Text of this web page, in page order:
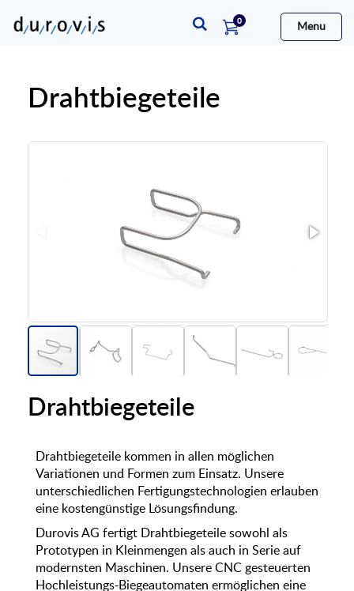
0elementi
Menu
Drahtbiegeteile
Drahtbiegeteile
Drahtbiegeteile kommen in allen möglichen
Variationen und Formen zum Einsatz. Unsere
unterschiedlichen Fertigungstechnologien erlauben
eine kostengünstige Lösungsfindung.
Durovis AG fertigt Drahtbiegeteile sowohl als
Prototypen in Kleinmengen als auch in Serie auf
modernsten Maschinen. Unsere CNC gesteuerten
Hochleistungs-Biegeautomaten ermöglichen eine